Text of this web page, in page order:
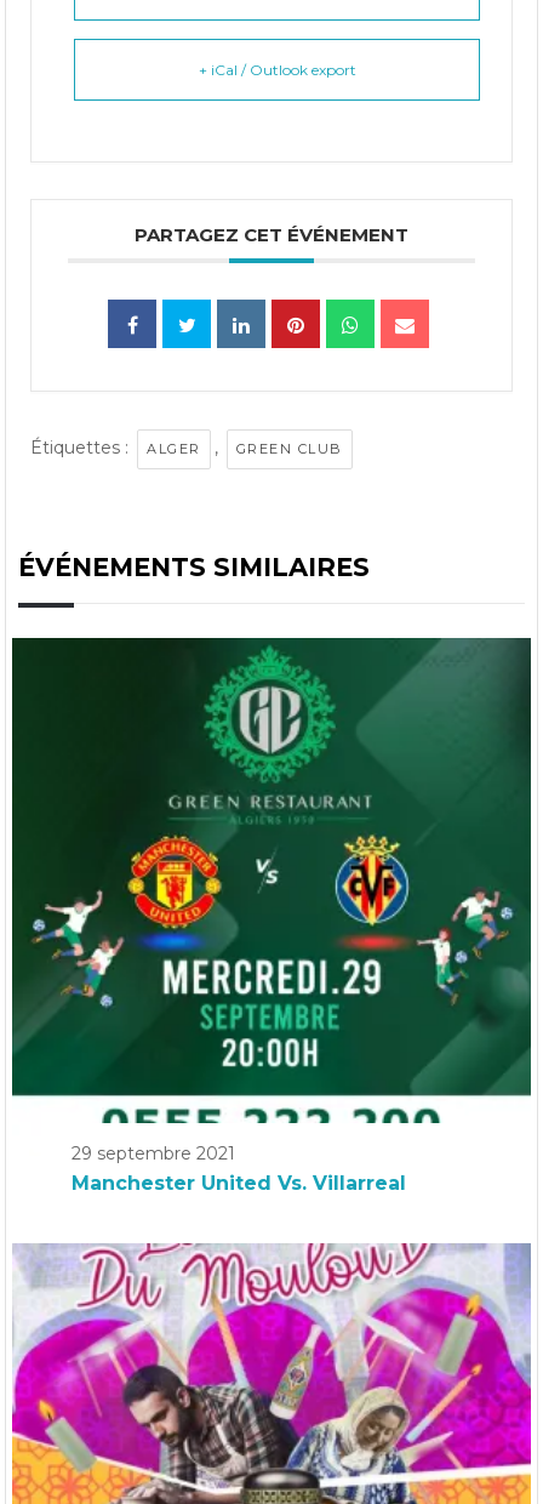
+ iCal / Outlook export
PARTAGEZ CET ÉVÉNEMENT
Étiquettes : ALGER , GREEN CLUB
ÉVÉNEMENTS SIMILAIRES
29 septembre 2021
Manchester United Vs. Villarreal